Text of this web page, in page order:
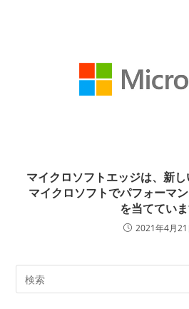
マイクロソフトエッジは、新
マイクロソフトでパフォーマ
を当ててい
2021年4月21